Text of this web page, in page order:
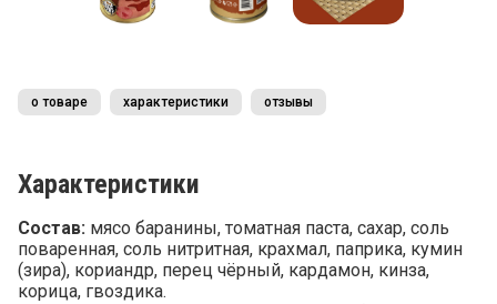
о товаре характеристики отзывы
Характеристики
Состав: мясо баранины, томатная паста, сахар, соль
поваренная, соль нитритная, крахмал, паприка, кумин
(зира), кориандр, перец чёрный, кардамон, кинза,
корица, гвоздика.